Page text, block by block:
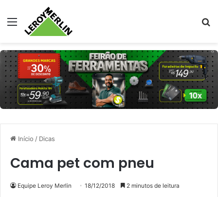
Menu
Início / Dicas
Cama pet com pneu
Equipe Leroy Merlin 18/12/2018 2 minutos de leitura